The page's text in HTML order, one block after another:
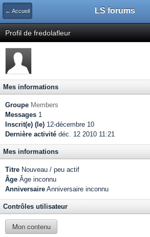
← Accueil LS forums
Profil de fredolafleur
Mes informations
Groupe Members
Messages 1
Inscrit(e) (le) 12-décembre 10
Dernière activité déc. 12 2010 11:21
Mes informations
Titre Nouveau / peu actif
Âge Âge inconnu
Anniversaire Anniversaire inconnu
Contrôles utilisateur
Mon contenu